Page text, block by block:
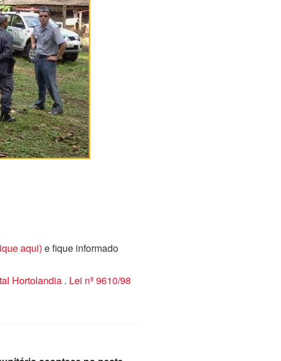
aqui) e fique informado
Hortolandia . Lei nº 9610/98